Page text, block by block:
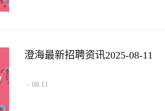
澄海最新招聘资讯2025-08-11
· 08.11